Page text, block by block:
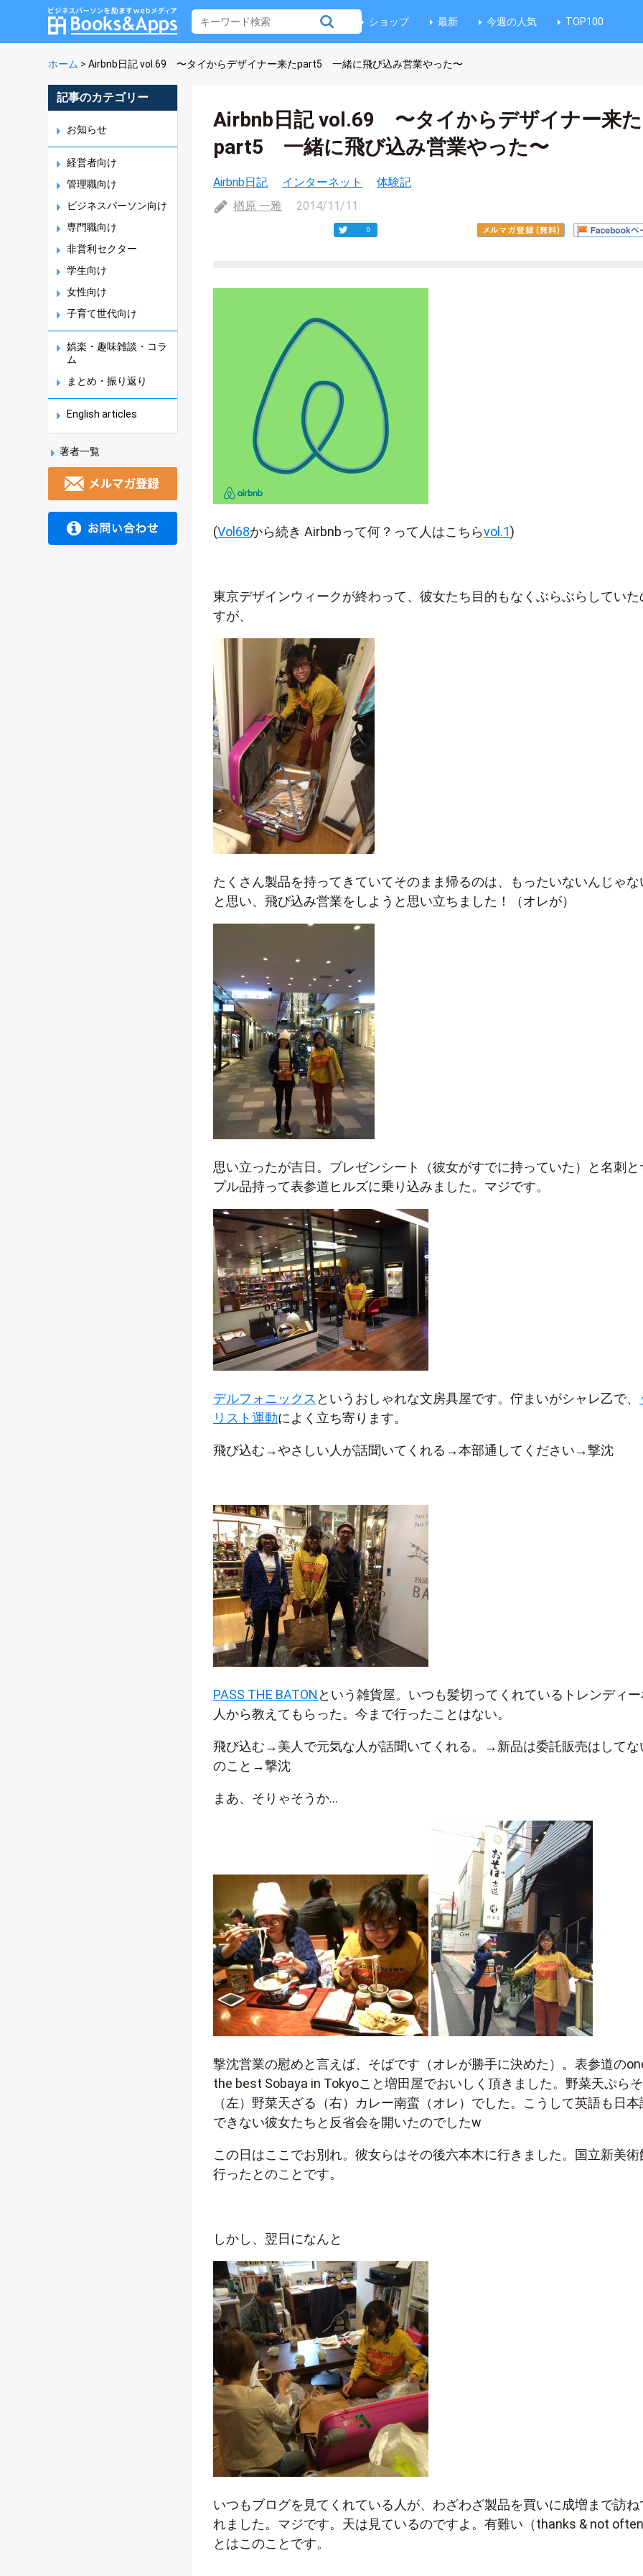
ショップ 最新 今週の人気 TOP100
ホーム > Airbnb日記 vol.69 〜タイからデザイナー来たpart5 一緒に飛び込み営業やった〜
記事のカテゴリー
お知らせ
経営者向け
管理職向け
ビジネスパーソン向け
専門職向け
非営利セクター
学生向け
女性向け
子育て世代向け
娯楽・趣味雑談・コラ
ム
まとめ・振り返り
English articles
著者一覧
Airbnb日記 vol.69 〜タイからデザイナー来た
part5 一緒に飛び込み営業やった〜
Airbnb日記 インターネット
体験記
楢原 一雅
2014/11/11
0
(Vol68から続き Airbnbって何？って人はこちらvol.1)
東京デザインウィークが終わって、彼女たち目的もなくぶらぶらしていた
すが、
たくさん製品を持ってきていてそのまま帰るのは、もったいないんじゃな
と思い、飛び込み営業をしようと思い立ちました！（オレが）
思い立ったが吉日。プレゼンシート（彼女がすでに持っていた）と名刺と
プル品持って表参道ヒルズに乗り込みました。マジです。
デルフォニックス というおしゃれな文房具屋です。佇まいがシャレ乙で、
リスト運動によく立ち寄ります。
飛び込む→やさしい人が話聞いてくれる→本部通してください→撃沈
PASS THE BATON という雑貨屋。いつも髪切ってくれているトレンディ
人から教えてもらった。今まで行ったことはない。
飛び込む→美人で元気な人が話聞いてくれる。→新品は委託販売はしてな
のこと→撃沈
まあ、そりゃそうか…
撃沈営業の慰めと言えば、そばです（オレが勝手に決めた）。表参道の
the best Sobaya in Tokyoこと増田屋でおいしく頂きました。野菜天ぷら
（左）野菜天ざる（右）カレー南蛮（オレ）でした。こうして英語も日
できない彼女たちと反省会を開いたのでしたw
この日はここでお別れ。彼女らはその後六本木に行きました。国立新美術
行ったとのことです。
しかし、翌日になんと
いつもブログを見てくれている人が、わざわざ製品を買いに成増まで訪ね
れました。マジです。天は見ているのですよ。有難い（thanks & not
とはこのことです。